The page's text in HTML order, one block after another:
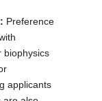
Preference
biophysics
applicants